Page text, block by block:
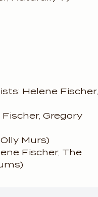
Helene Fischer,
Gregory
Murs)
Fischer, The